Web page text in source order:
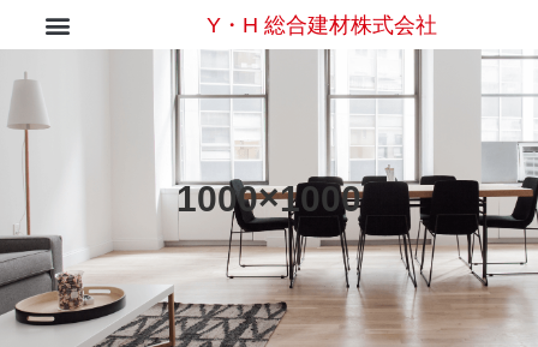
Y・H 総合建材株式会社
1000×1000